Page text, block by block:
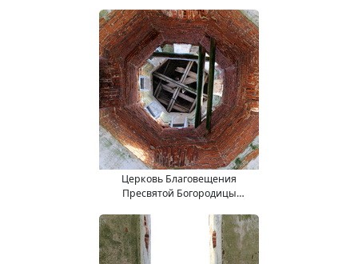
Церковь Благовещения
Пресвятой Богородицы